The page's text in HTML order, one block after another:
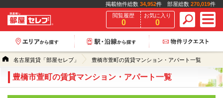
掲載物件総数 34,952件 部屋総数 270,019件
閲覧履歴
0
お気に入り
0
名古屋賃貸「部屋セレブ」 豊橋市萱町の賃貸マンション・アパート一覧
豊橋市萱町の賃貸マンション・アパート一覧